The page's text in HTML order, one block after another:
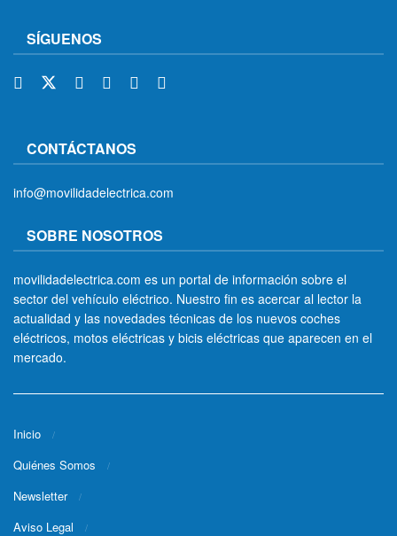
SÍGUENOS
CONTÁCTANOS
info@movilidadelectrica.com
SOBRE NOSOTROS
movilidadelectrica.com es un portal de información sobre el
sector del vehículo eléctrico. Nuestro fin es acercar al lector la
actualidad y las novedades técnicas de los nuevos coches
eléctricos, motos eléctricas y bicis eléctricas que aparecen en el
mercado.
Inicio
Quiénes Somos
Newsletter
Aviso Legal